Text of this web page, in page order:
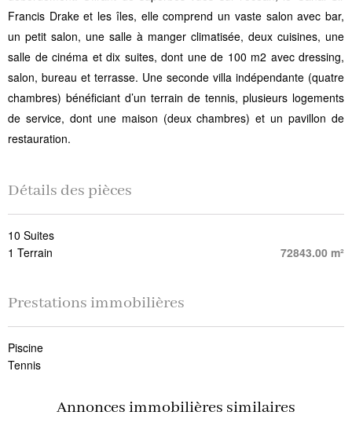
Francis Drake et les îles, elle comprend un vaste salon avec bar,
un petit salon, une salle à manger climatisée, deux cuisines, une
salle de cinéma et dix suites, dont une de 100 m2 avec dressing,
salon, bureau et terrasse. Une seconde villa indépendante (quatre
chambres) bénéficiant d’un terrain de tennis, plusieurs logements
de service, dont une maison (deux chambres) et un pavillon de
restauration.
Détails des pièces
10 Suites
1 Terrain
72843.00 m²
Prestations immobilières
Piscine
Tennis
Annonces immobilières similaires